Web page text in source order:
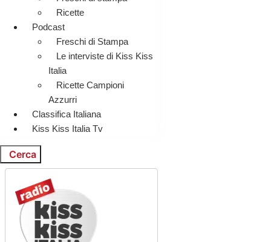
Ricette
Podcast
Freschi di Stampa
Le interviste di Kiss Kiss
Italia
Ricette Campioni
Azzurri
Classifica Italiana
Kiss Kiss Italia Tv
Cerca